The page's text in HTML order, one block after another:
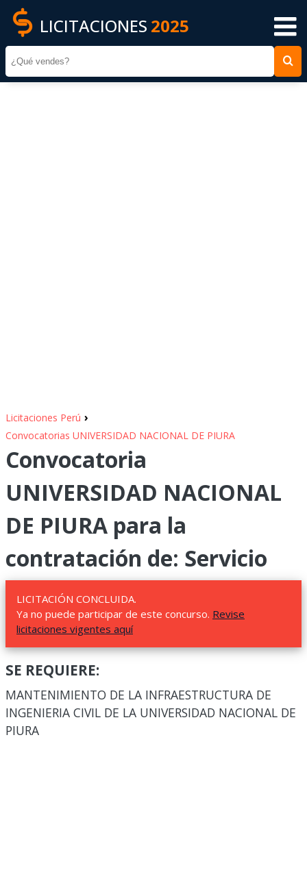
LICITACIONES 2025
Licitaciones Perú ›
Convocatorias UNIVERSIDAD NACIONAL DE PIURA
Convocatoria
UNIVERSIDAD NACIONAL
DE PIURA para la
contratación de: Servicio
LICITACIÓN CONCLUIDA.
Ya no puede participar de este concurso. Revise
licitaciones vigentes aquí
SE REQUIERE:
MANTENIMIENTO DE LA INFRAESTRUCTURA DE
INGENIERIA CIVIL DE LA UNIVERSIDAD NACIONAL DE
PIURA